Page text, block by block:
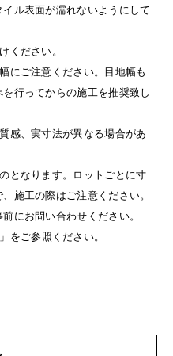
ル表面が濡れないようにして
ください。
にご注意ください。目地幅も
行ってからの施工を推奨致し
感、実寸法が異なる場合があ
となります。ロットごとに寸
施工の際はご注意ください。
にお問い合わせください。
」をご参照ください。